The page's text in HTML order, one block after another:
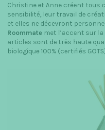
Christine et Anne créent tous
sensibilité, leur travail de
et elles ne décevront
Roommate met l’accent sur
articles sont de très haute
biologique 100% (certifiés